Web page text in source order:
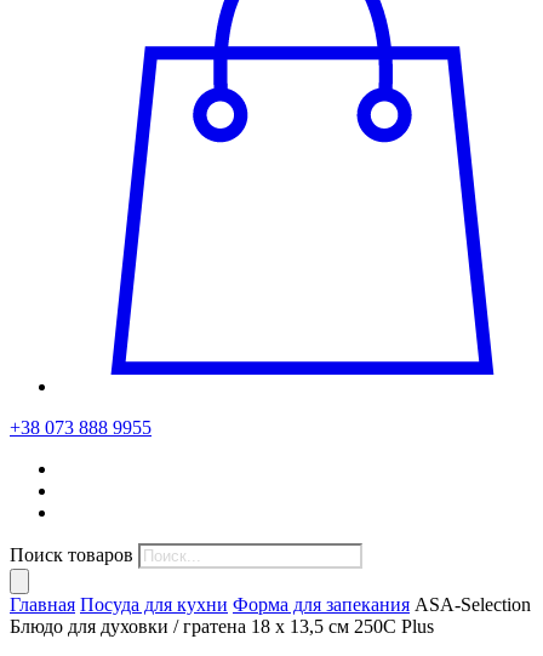
+38 073 888 9955
Поиск товаров
Главная Посуда для кухни Форма для запекания ASA-Selection
Блюдо для духовки / гратена 18 x 13,5 см 250C Plus